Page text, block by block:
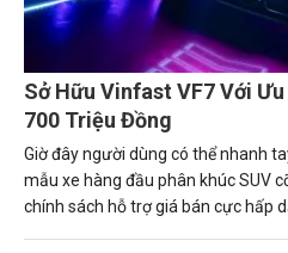
Sở Hữu Vinfast VF7 Với
700 Triệu Đồng
Giờ đây người dùng có thể nhanh
mẫu xe hàng đầu phân khúc SUV
chính sách hỗ trợ giá bán cực hấp